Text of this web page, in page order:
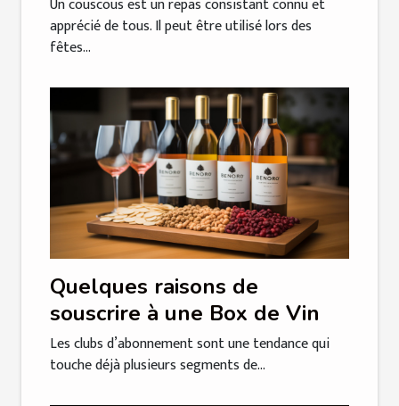
apprécié de tous. Il peut être utilisé lors des
fêtes...
Quelques raisons de
souscrire à une Box de Vin
Les clubs d’abonnement sont une tendance qui
touche déjà plusieurs segments de...